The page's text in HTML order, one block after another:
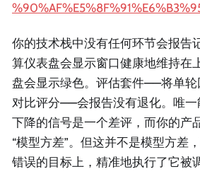
你的技术栈中没有任何环节会报告
算仪表盘会显示窗口健康地维持在
盘会显示绿色。评估套件——将单
对比评分——会报告没有退化。唯一
下降的信号是一个差评，而你的产
“模型方差”。但这并不是模型方差
错误的目标上，精准地执行了它被